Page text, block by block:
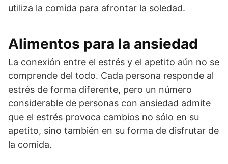
utiliza la comida para afrontar la soledad.
Alimentos para la ansiedad
La conexión entre el estrés y el apetito aún no se
comprende del todo. Cada persona responde al
estrés de forma diferente, pero un número
considerable de personas con ansiedad admite
que el estrés provoca cambios no sólo en su
apetito, sino también en su forma de disfrutar de
la comida.